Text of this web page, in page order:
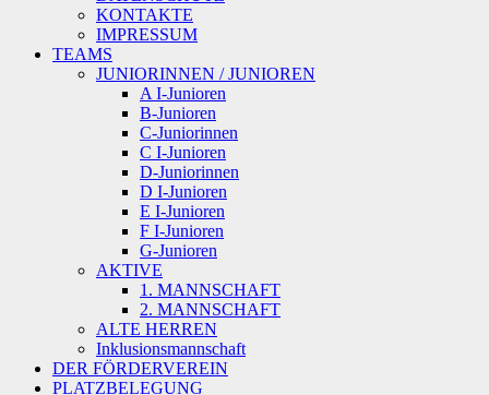
KONTAKTE
IMPRESSUM
TEAMS
JUNIORINNEN / JUNIOREN
A I-Junioren
B-Junioren
C-Juniorinnen
C I-Junioren
D-Juniorinnen
D I-Junioren
E I-Junioren
F I-Junioren
G-Junioren
AKTIVE
1. MANNSCHAFT
2. MANNSCHAFT
ALTE HERREN
Inklusionsmannschaft
DER FÖRDERVEREIN
PLATZBELEGUNG